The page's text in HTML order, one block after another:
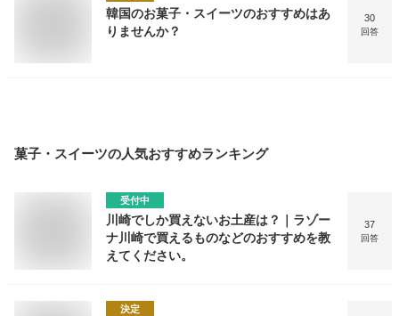
韓国のお菓子・スイーツのおすすめはあ
りませんか？
30
回答
菓子・スイーツの人気おすすめランキング
受付中
川崎でしか買えないお土産は？｜ラゾー
ナ川崎で買えるものなどのおすすめを教
えてください。
37
回答
決定